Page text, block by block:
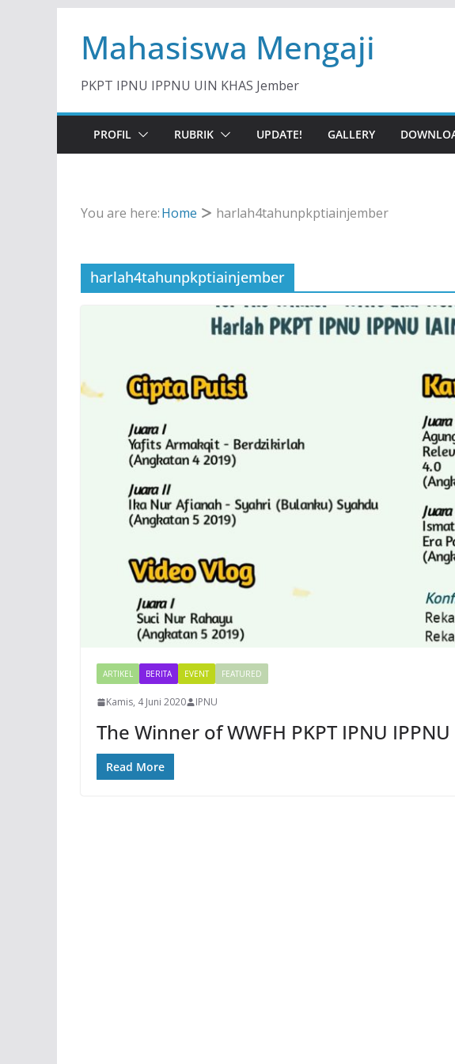
contentMahasiswa Mengaji
PKPT IPNU IPPNU UIN KHAS Jember
PROFIL RUBRIK UPDATE! GALLERY
You are here:Home harlah4tahunpkptiainjember
harlah4tahunpkptiainjember
ARTIKEL BERITA EVENT FEATURED
Kamis, 4 Juni 2020 IPNU
The Winner of WWFH PKPT IPNU
Read More